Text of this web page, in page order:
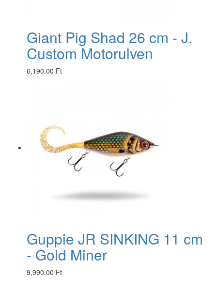
Giant Pig Shad 26 cm - J.
Custom Motorulven
6,190.00 Ft
Guppie JR SINKING 11 cm
- Gold Miner
9,990.00 Ft